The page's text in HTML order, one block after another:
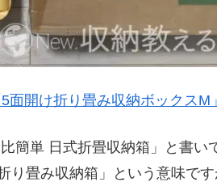
5面開け折り畳み収納ボックスM」
簡単 日式折畳収納箱」と書い
り畳み収納箱」という意味で